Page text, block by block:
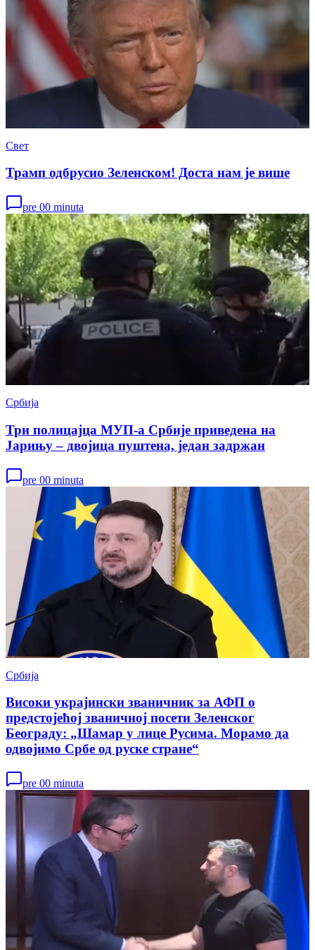
Свет
Трамп одбрусио Зеленском! Доста нам је више
pre 00 minuta
Србија
Три полицајца МУП-а Србије приведена на
Јарињу – двојица пуштена, један задржан
pre 00 minuta
Србија
Високи украјински званичник за АФП о
предстојећој званичној посети Зеленског
Београду: „Шамар у лице Русима. Морамо да
одвојимо Србе од руске стране“
pre 00 minuta